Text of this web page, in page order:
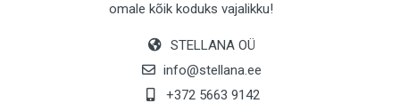
omale kõik koduks vajalikku!
STELLANA OÜ
info@stellana.ee
+372 5663 9142